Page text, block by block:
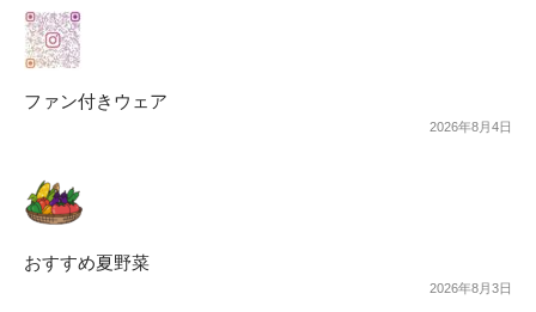
ファン付きウェア
2026年8月4日
おすすめ夏野菜
2026年8月3日